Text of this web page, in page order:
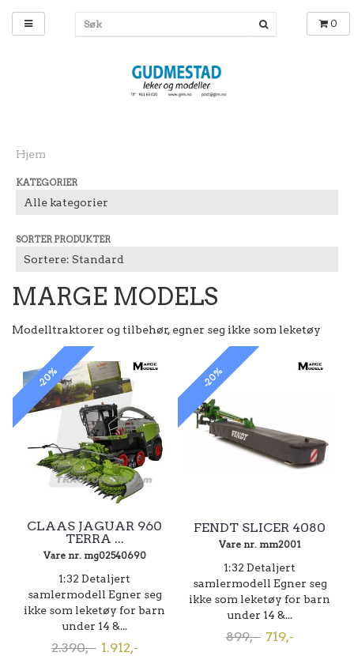
0
Hjem
KATEGORIER
SORTER PRODUKTER
MARGE MODELS
Modelltraktorer og tilbehør, egner seg ikke som leketøy
-20%
CLAAS JAGUAR 960
TERRA ...
Vare nr. mg02540690
1:32 Detaljert
samlermodell Egner seg
ikke som leketøy for barn
under 14 &...
2.390,- 1.912,-
-20%
FENDT SLICER 4080
Vare nr. mm2001
1:32 Detaljert
samlermodell Egner seg
ikke som leketøy for barn
under 14 &...
899,- 719,-